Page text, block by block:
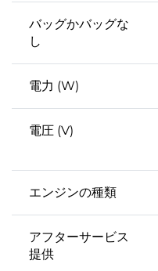
バッグかバッグな
し
電力 (W)
電圧 (V)
エンジンの種類
アフターサービス
提供